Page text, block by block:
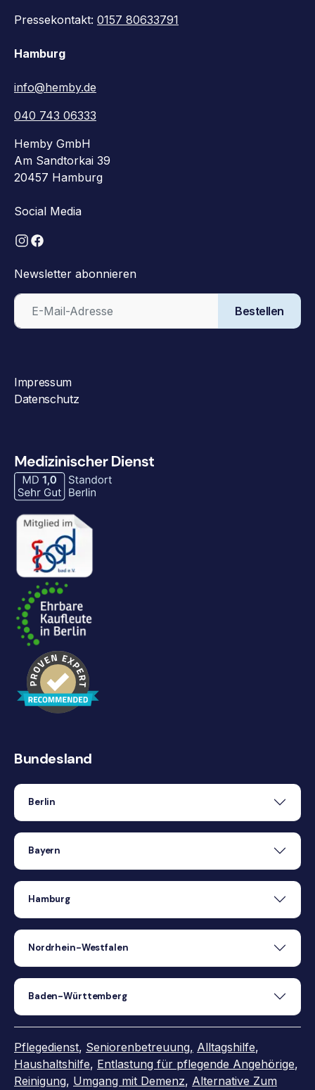
Pressekontakt: 0157 80633791
Hamburg
info@hemby.de
040 743 06333
Hemby GmbH
Am Sandtorkai 39
20457 Hamburg
Social Media
Newsletter abonnieren
Bestellen
Impressum
Datenschutz
Bundesland
Berlin
Bayern
Hamburg
Nordrhein-Westfalen
Baden-Württemberg
Pflegedienst, Seniorenbetreuung, Alltagshilfe,
Haushaltshilfe, Entlastung für pflegende Angehörige,
Reinigung, Umgang mit Demenz, Alternative Zum